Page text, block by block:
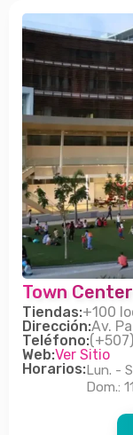
Town Center
Tiendas:+100
Dirección:Av.
Teléfono:
Web:Ver Sitio
Horarios:Lun. -
Dom.: